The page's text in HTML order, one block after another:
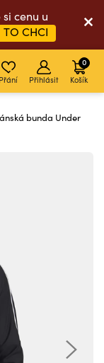
cenu u
TO CHCI
Přání Přihlásit Košík
0
bunda Under